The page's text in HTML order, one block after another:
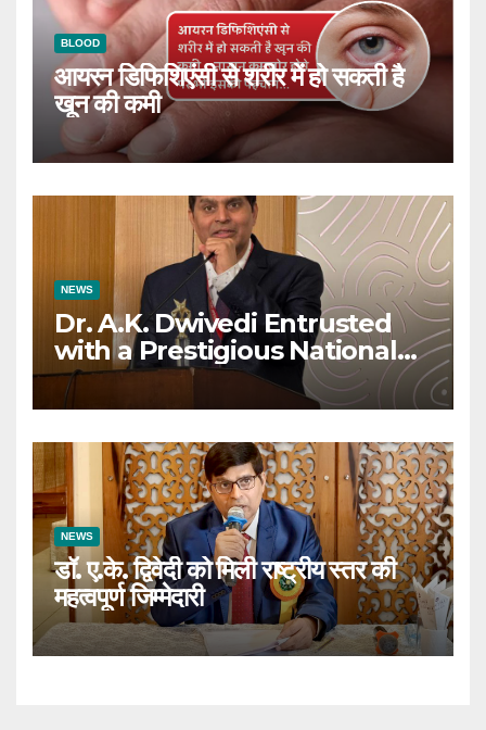
BLOOD
आयरन डिफिशिएंसी से शरीर में हो सकती है
खून की कमी
NEWS
Dr. A.K. Dwivedi Entrusted
with a Prestigious National
Responsibility
NEWS
डॉ. ए.के. द्विवेदी को मिली राष्ट्रीय स्तर की
महत्वपूर्ण जिम्मेदारी